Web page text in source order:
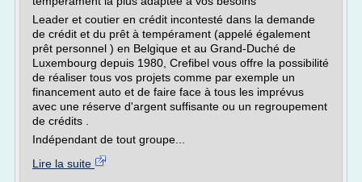
Leader et coutier en crédit incontesté dans la demande
de crédit et du prêt à tempérament (appelé également
prêt personnel ) en Belgique et au Grand-Duché de
Luxembourg depuis 1980, Crefibel vous offre la possibilité
de réaliser tous vos projets comme par exemple un
financement auto et de faire face à tous les imprévus
avec une réserve d'argent suffisante ou un regroupement
de crédits .
Indépendant de tout groupe...
Lire la suite